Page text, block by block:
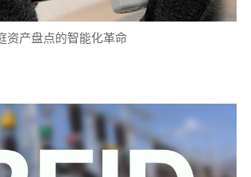
资产盘点的智能化革命